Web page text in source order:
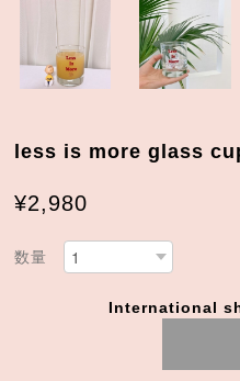
less is more glass
¥2,980
数量
International